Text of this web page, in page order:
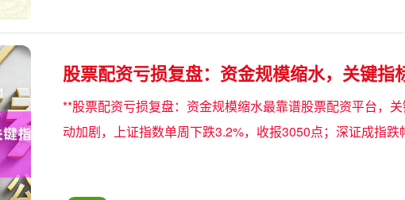
股票配资亏损复盘：资金规模缩水，关键指
**股票配资亏损复盘：资金规模缩水最靠谱股票配资平台，
动加剧，上证指数单周下跌3.2%，收报3050点；深证成指